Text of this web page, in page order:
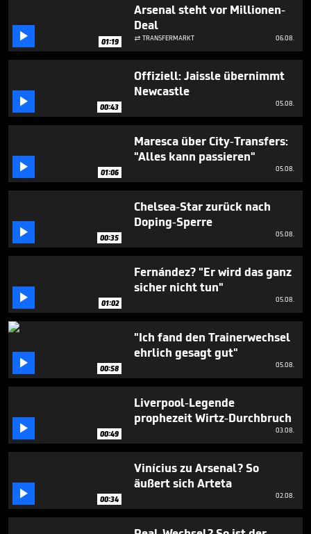
41
seconds
 01:19
Arsenal steht vor Millionen-
Deal
 TRANSFERMARKT 06.08.
 00:43
Offiziell: Jaissle übernimmt
Newcastle
05.08.
 01:06
Maresca über City-Transfers:
"Alles kann passieren"
05.08.
 00:35
Chelsea-Star zurück nach
Doping-Sperre
05.08.
 01:02
Fernández? "Er wird das ganz
sicher nicht tun"
05.08.
 00:58
"Ich fand den Trainerwechsel
ehrlich gesagt gut"
05.08.
 00:49
Liverpool-Legende
prophezeit Wirtz-Durchbruch
03.08.
 00:34
Vinícius zu Arsenal? So
äußert sich Arteta
02.08.